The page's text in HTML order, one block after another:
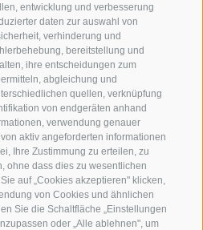
entwicklung und verbesserung
daten zur auswahl von
verhinderung und
bereitstellung und
ihre entscheidungen zum
abgleichung und
quellen, verknüpfung
von endgeräten anhand
verwendung genauer
aktiv angeforderten informationen
Ihre Zustimmung zu erteilen, zu
ohne dass dies zu wesentlichen
auf „Cookies akzeptieren" klicken,
von Cookies und ähnlichen
Sie die Schaltfläche „Einstellungen
oder „Alle ablehnen", um